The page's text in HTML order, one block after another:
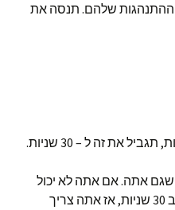
שלהם. תנסה את
את זה ל – 30 שניות.
שגם אתה. אם אתה לא יכול
להעביר 95 אחוזים מהמסר שלך ב 30 שניות, אז אתה צריך